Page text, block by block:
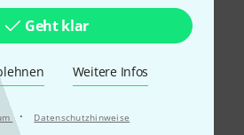
Geht klar
Weitere Infos
· Datenschutzhinweise
Garantie